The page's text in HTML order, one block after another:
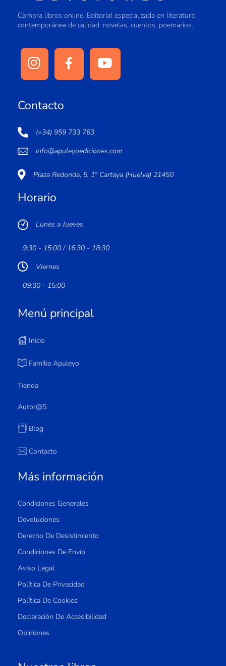
Compra libros online. Editorial especializada en literatura
contemporánea de calidad: novelas, cuentos, poemarios.
Contacto
(+34) 959 733 763
info@apuleyoediciones.com
Plaza Redonda, 5, 1º Cartaya (Huelva) 21450
Horario
Lunes a Jueves
9:30 - 15:00 / 16:30 - 18:30
Viernes
09:30 - 15:00
Menú principal
Inicio
Familia Apuleyo
Tienda
Autor@s
Blog
Contacto
Más información
Condiciones Generales
Devoluciones
Derecho De Desistimiento
Condiciones De Envío
Aviso Legal
Política De Privacidad
Política De Cookies
Declaración De Accesibilidad
Opiniones